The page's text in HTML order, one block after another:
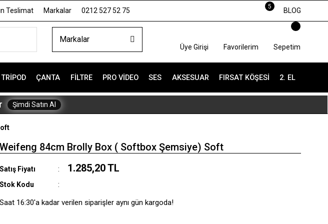
Teslimat Markalar 0212 527 52 75
5
BLOG
Markalar
Üye Girişi Favorilerim Sepetim
TRIPOD ÇANTA FILTRE PRO VIDEO SES AKSESUAR FIRSAT KÖŞESI 2. EL
Şimdi Satın Al
Weifeng 84cm Brolly Box ( Softbox Şemsiye) Soft
Satış Fiyatı 1.285,20 TL
Stok Kodu
Saat 16:30'a kadar verilen siparişler aynı gün kargoda!